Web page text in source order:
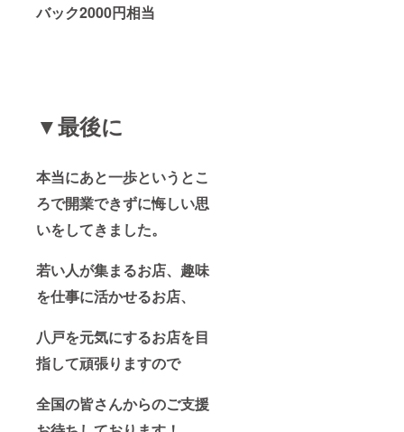
バック2000円相当
▼最後に
本当にあと一歩というとこ
ろで開業できずに悔しい思
いをしてきました。
若い人が集まるお店、趣味
を仕事に活かせるお店、
八戸を元気にするお店を目
指して頑張りますので
全国の皆さんからのご支援